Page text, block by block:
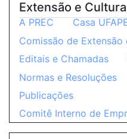
Extensão e Cultura
A PREC
Casa
Comissão de Extensão
Editais e Chamadas
Normas e Resoluções
Publicações
Comitê Interno de